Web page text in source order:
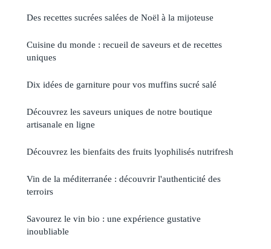
Des recettes sucrées salées de Noël à la mijoteuse
Cuisine du monde : recueil de saveurs et de recettes
uniques
Dix idées de garniture pour vos muffins sucré salé
Découvrez les saveurs uniques de notre boutique
artisanale en ligne
Découvrez les bienfaits des fruits lyophilisés nutrifresh
Vin de la méditerranée : découvrir l'authenticité des
terroirs
Savourez le vin bio : une expérience gustative
inoubliable